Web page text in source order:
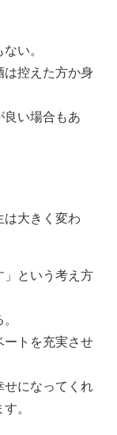
い。
は控えた方か身
良い場合もあ
は大きく変わ
」という考え方
ートを充実させ
せになってくれ
。